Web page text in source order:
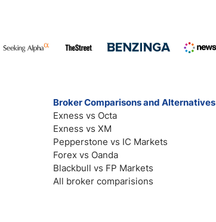
Broker Comparisons and Alternatives
Exness vs Octa
Exness vs XM
Pepperstone vs IC Markets
Forex vs Oanda
Blackbull vs FP Markets
All broker comparisions